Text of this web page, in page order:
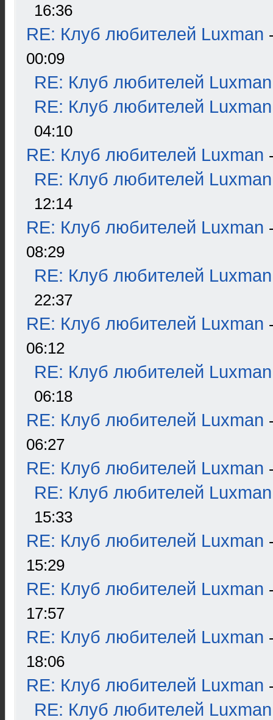
16:36
RE: Клуб любителей Luxman
00:09
RE: Клуб любителей Luxman
RE: Клуб любителей Luxman
04:10
RE: Клуб любителей Luxman
RE: Клуб любителей Luxman
12:14
RE: Клуб любителей Luxman
08:29
RE: Клуб любителей Luxman
22:37
RE: Клуб любителей Luxman
06:12
RE: Клуб любителей Luxman
06:18
RE: Клуб любителей Luxman
06:27
RE: Клуб любителей Luxman
RE: Клуб любителей Luxman
15:33
RE: Клуб любителей Luxman
15:29
RE: Клуб любителей Luxman
17:57
RE: Клуб любителей Luxman
18:06
RE: Клуб любителей Luxman
RE: Клуб любителей Luxman